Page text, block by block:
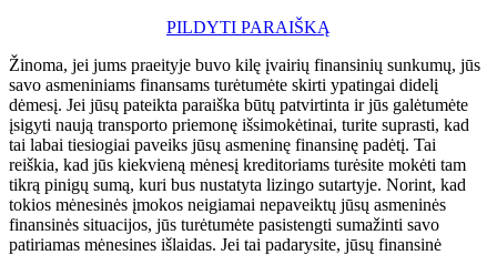
PILDYTI PARAIŠKĄ
Žinoma, jei jums praeityje buvo kilę įvairių finansinių sunkumų, jūs
savo asmeniniams finansams turėtumėte skirti ypatingai didelį
dėmesį. Jei jūsų pateikta paraiška būtų patvirtinta ir jūs galėtumėte
įsigyti naują transporto priemonę išsimokėtinai, turite suprasti, kad
tai labai tiesiogiai paveiks jūsų asmeninę finansinę padėtį. Tai
reiškia, kad jūs kiekvieną mėnesį kreditoriams turėsite mokėti tam
tikrą pinigų sumą, kuri bus nustatyta lizingo sutartyje. Norint, kad
tokios mėnesinės įmokos neigiamai nepaveiktų jūsų asmeninės
finansinės situacijos, jūs turėtumėte pasistengti sumažinti savo
patiriamas mėnesines išlaidas. Jei tai padarysite, jūsų finansinė